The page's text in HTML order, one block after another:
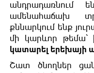
անդրադառնում
ամենահաճախ
քննարկում ենք
մի կարևոր թեմա՝
կատարել երեխայի
Շատ ծնողներ